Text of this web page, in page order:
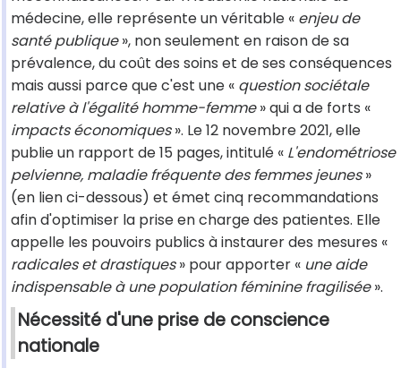
médecine, elle représente un véritable « enjeu de
santé publique», non seulement en raison de sa
prévalence, du coût des soins et de ses conséquences
mais aussi parce que c'est une « question sociétale
relative à l'égalité homme-femme» qui a de forts «
impacts économiques». Le 12 novembre 2021, elle
publie un rapport de 15 pages, intitulé « L'endométriose
pelvienne, maladie fréquente des femmes jeunes»
(en lien ci-dessous) et émet cinq recommandations
afin d'optimiser la prise en charge des patientes. Elle
appelle les pouvoirs publics à instaurer des mesures «
radicales et drastiques» pour apporter « une aide
indispensable à une population féminine fragilisée».
Nécessité d'une prise de conscience
nationale